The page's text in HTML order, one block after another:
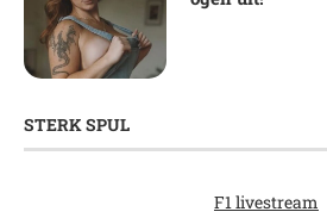
STERK SPUL
F1 livestream